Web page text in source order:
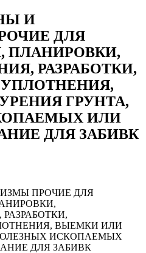
И
ДЛЯ
ПЛАНИРОВКИ,
РАЗРАБОТКИ,
ГРУНТА,
ИЛИ
ДЛЯ ЗАБИВК
ПРОЧИЕ ДЛЯ
ВЫЕМКИ ИЛИ
ИСКОПАЕМЫХ
ДЛЯ ЗАБИВК